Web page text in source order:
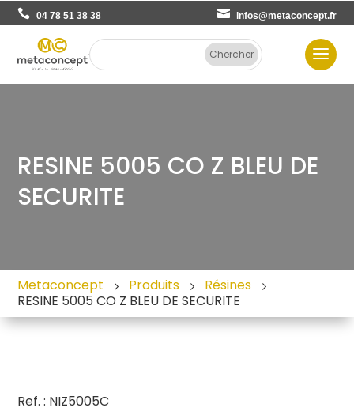
04 78 51 38 38 infos@metaconcept.fr
RESINE 5005 CO Z BLEU DE
SECURITE
Metaconcept Produits
Résines
RESINE 5005 CO Z BLEU DE SECURITE
Ref. : NIZ5005C